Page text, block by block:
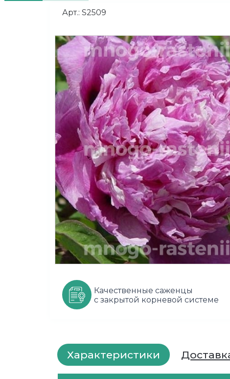
Арт.: S2509
Качественные саженцы
с закрытой корневой системе
Характеристики